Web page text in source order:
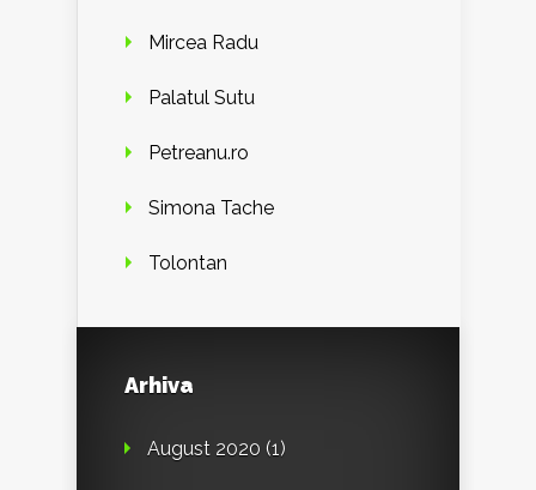
Mircea Radu
Palatul Sutu
Petreanu.ro
Simona Tache
Tolontan
Arhiva
August 2020 (1)